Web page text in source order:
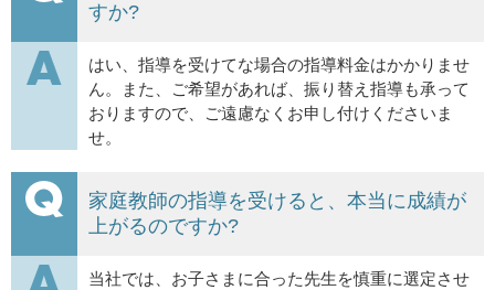
すか?
はい、指導を受けてな場合の指導料金はかかりませ
ん。また、ご希望があれば、振り替え指導も承って
おりますので、ご遠慮なくお申し付けくださいま
せ。
家庭教師の指導を受けると、本当に成績が
上がるのですか?
当社では、お子さまに合った先生を慎重に選定させ